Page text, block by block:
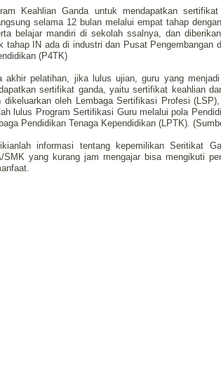
Keahlian Ganda untuk mendapatkan
selama 12 bulan melalui empat tahap
belajar mandiri di sekolah ssalnya, dan
tahap IN ada di industri dan Pusat Pengembangan
(P4TK)
akhir pelatihan, jika lulus ujian, guru yang
sertifikat ganda, yaitu sertifikat keahlian
dikeluarkan oleh Lembaga Sertifikasi Profesi
lulus Program Sertifikasi Guru melalui pola
Pendidikan Tenaga Kependidikan (LPTK).
informasi tentang kepemilikan Seritikat
SMK yang kurang jam mengajar bisa mengikuti